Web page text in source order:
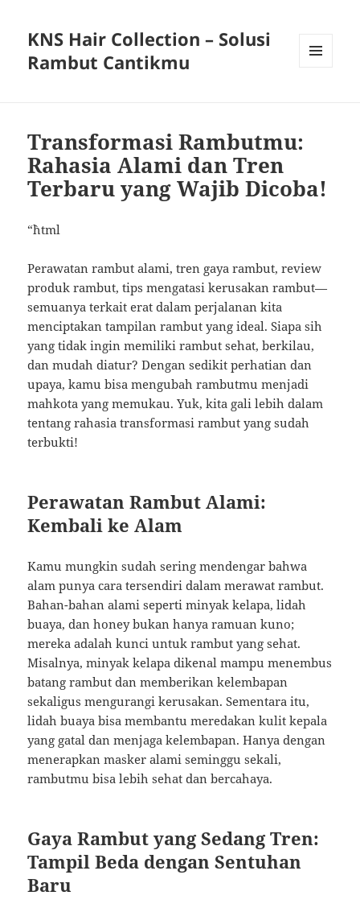
KNS Hair Collection – Solusi
Rambut Cantikmu
Transformasi Rambutmu:
Rahasia Alami dan Tren
Terbaru yang Wajib Dicoba!
“`html
Perawatan rambut alami, tren gaya rambut, review
produk rambut, tips mengatasi kerusakan rambut—
semuanya terkait erat dalam perjalanan kita
menciptakan tampilan rambut yang ideal. Siapa sih
yang tidak ingin memiliki rambut sehat, berkilau,
dan mudah diatur? Dengan sedikit perhatian dan
upaya, kamu bisa mengubah rambutmu menjadi
mahkota yang memukau. Yuk, kita gali lebih dalam
tentang rahasia transformasi rambut yang sudah
terbukti!
Perawatan Rambut Alami:
Kembali ke Alam
Kamu mungkin sudah sering mendengar bahwa
alam punya cara tersendiri dalam merawat rambut.
Bahan-bahan alami seperti minyak kelapa, lidah
buaya, dan honey bukan hanya ramuan kuno;
mereka adalah kunci untuk rambut yang sehat.
Misalnya, minyak kelapa dikenal mampu menembus
batang rambut dan memberikan kelembapan
sekaligus mengurangi kerusakan. Sementara itu,
lidah buaya bisa membantu meredakan kulit kepala
yang gatal dan menjaga kelembapan. Hanya dengan
menerapkan masker alami seminggu sekali,
rambutmu bisa lebih sehat dan bercahaya.
Gaya Rambut yang Sedang Tren:
Tampil Beda dengan Sentuhan
Baru